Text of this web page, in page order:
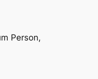
Person,